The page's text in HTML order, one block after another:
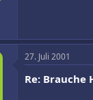
27. Juli 2001
Re: Brauche